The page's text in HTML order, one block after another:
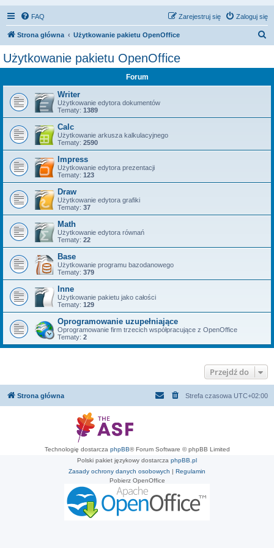
FAQ Zaloguj się
Zarejestruj się
Strona główna Użytkowanie pakietu OpenOffice
Użytkowanie pakietu OpenOffice
Forum
Writer
Użytkowanie edytora dokumentów
Tematy: 1389
Calc
Użytkowanie arkusza kalkulacyjnego
Tematy: 2590
Impress
Użytkowanie edytora prezentacji
Tematy: 123
Draw
Użytkowanie edytora grafiki
Tematy: 37
Math
Użytkowanie edytora równań
Tematy: 22
Base
Użytkowanie programu bazodanowego
Tematy: 379
Inne
Użytkowanie pakietu jako całości
Tematy: 129
Oprogramowanie uzupełniające
Oprogramowanie firm trzecich współpracujące z OpenOffice
Tematy: 2
Przejdź do
Strona główna Strefa czasowa UTC+02:00
Technologię dostarcza phpBB® Forum Software © phpBB Limited
Polski pakiet językowy dostarcza phpBB.pl
Zasady ochrony danych osobowych | Regulamin
Pobierz OpenOffice